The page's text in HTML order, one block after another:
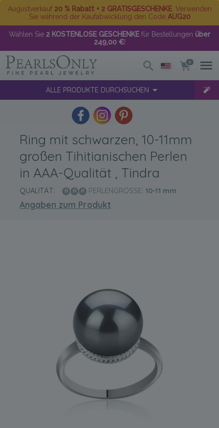
Augustverkauf 20 % Rabatt + 2 GRATISGESCHENKE. Verwenden
Sie während der Kaufabwicklung den Code AUG20
Wählen Sie 2 KOSTENLOSE GESCHENKE für Bestellungen über
249,00 €!
0
ALLE PRODUKTE DURCHSUCHEN
Ring mit schwarzen, 10-11mm
großen Tihitianischen Perlen
in AAA-Qualität , Tindra
QUALITÄT: PERLENGRÖSSE: 10-11 mm
Angaben zum Produkt